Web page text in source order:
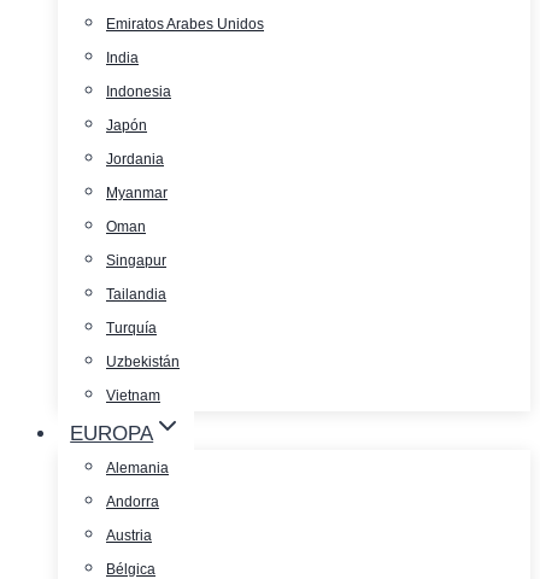
Emiratos Arabes Unidos
India
Indonesia
Japón
Jordania
Myanmar
Oman
Singapur
Tailandia
Turquía
Uzbekistán
Vietnam
EUROPA
Alemania
Andorra
Austria
Bélgica